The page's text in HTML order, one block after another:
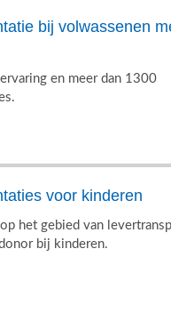
bij volwassenen
en meer dan 1300
voor kinderen
het gebied van
bij kinderen.